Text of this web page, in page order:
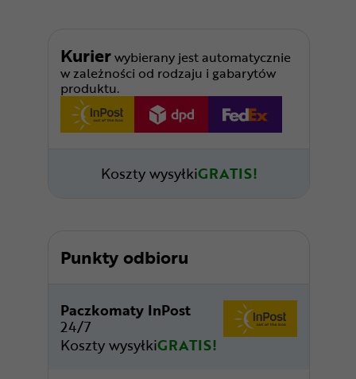
Kurierwybierany jest automatycznie
w zależności od rodzaju i gabarytów
produktu.
Koszty wysyłkiGRATIS!
Punkty odbioru
Paczkomaty InPost
24/7
Koszty wysyłkiGRATIS!